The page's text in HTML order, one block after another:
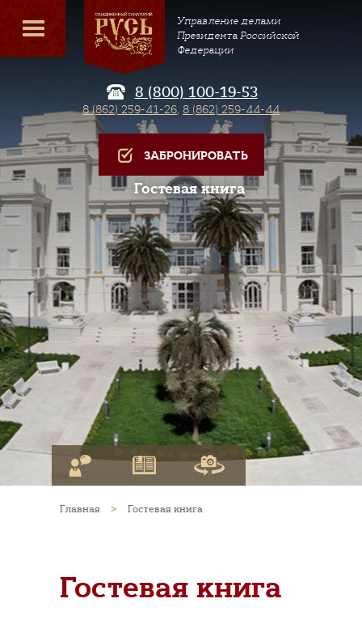
Управление делами
Президента Российской
Федерации
8 (800) 100-19-53
8 (862) 259-41-26, 8 (862) 259-44-44
ЗАБРОНИРОВАТЬ
Гостевая книга
Главная > Гостевая книга
Гостевая книга